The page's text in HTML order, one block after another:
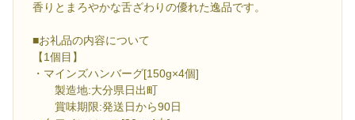
香りとまろやかな舌ざわりの優れた逸品です。
■お礼品の内容について
【1個目】
・マインズハンバーグ[150g×4個]
製造地:大分県日出町
賞味期限:発送日から90日